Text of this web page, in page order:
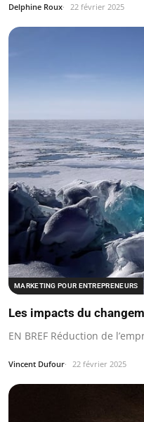
Delphine Roux 22 février 2025
MARKETING POUR ENTREPRENEURS
Les impacts du
EN BREF Réduction de
Vincent Dufour 22 février 2025